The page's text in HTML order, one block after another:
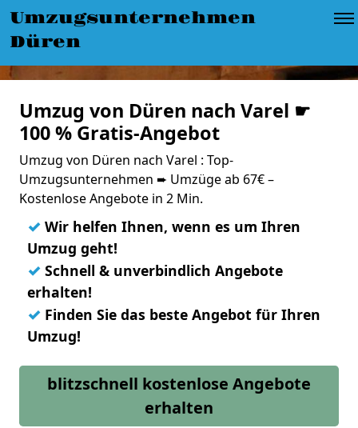
Umzugsunternehmen
Düren
Umzug von Düren nach Varel ☛
100 % Gratis-Angebot
Umzug von Düren nach Varel : Top-
Umzugsunternehmen ➨ Umzüge ab 67€ –
Kostenlose Angebote in 2 Min.
✓ Wir helfen Ihnen, wenn es um Ihren
Umzug geht!
✓ Schnell & unverbindlich Angebote
erhalten!
✓ Finden Sie das beste Angebot für Ihren
Umzug!
blitzschnell kostenlose Angebote
erhalten